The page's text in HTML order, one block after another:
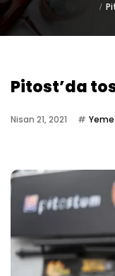
Pitost’da
Nisan 21, 2021